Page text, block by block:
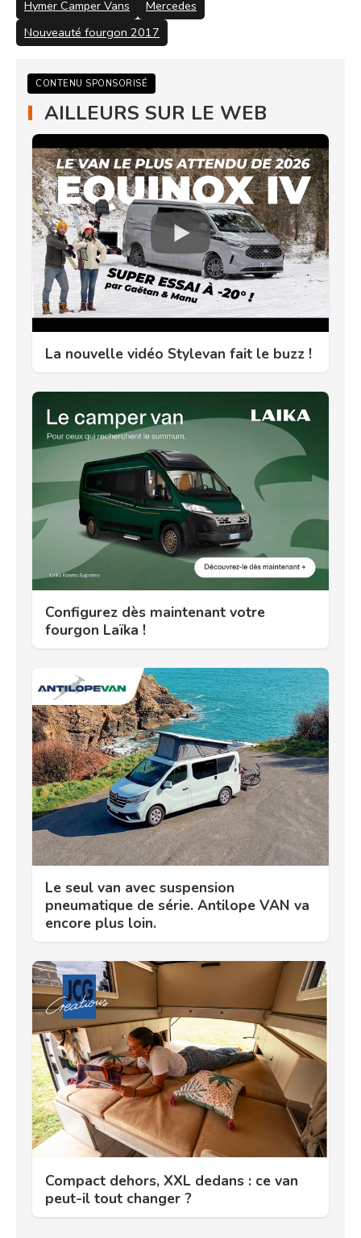
Hymer Camper Vans
Mercedes
Nouveauté fourgon 2017
CONTENU SPONSORISÉ
AILLEURS SUR LE WEB
La nouvelle vidéo Stylevan fait le buzz !
Configurez dès maintenant votre
fourgon Laïka !
Le seul van avec suspension
pneumatique de série. Antilope VAN va
encore plus loin.
Compact dehors, XXL dedans : ce van
peut-il tout changer ?